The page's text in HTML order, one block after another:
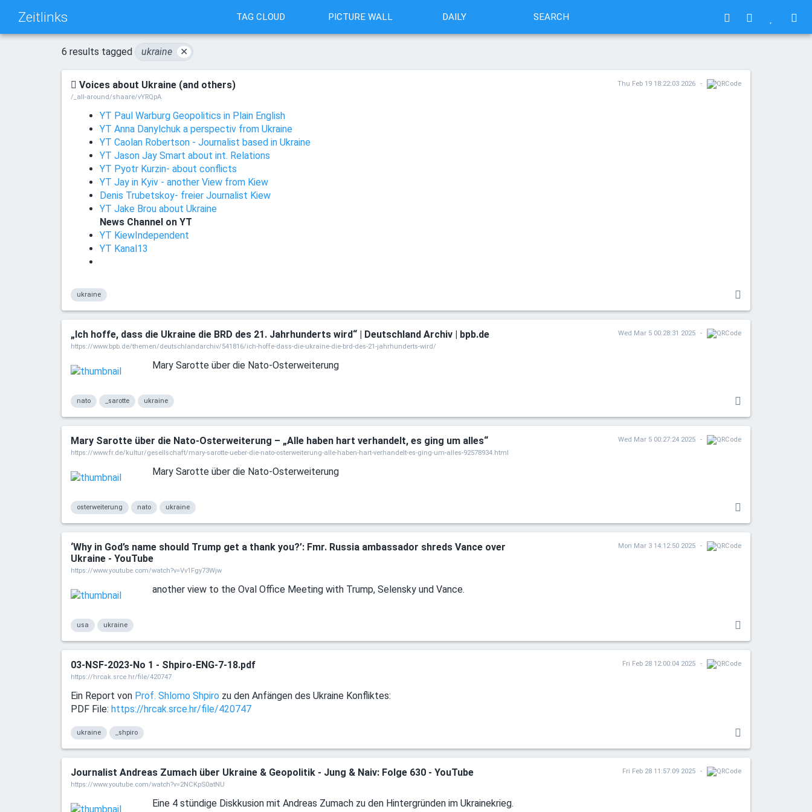
Zeitlinks TAG CLOUD PICTURE WALL DAILY SEARCH
6 results tagged ukraine ✕
Voices about Ukraine (and others)
/_all-around/shaare/vYRQpA
Thu Feb 19 18:22:03 2026
YT Paul Warburg Geopolitics in Plain English
YT Anna Danylchuk a perspectiv from Ukraine
YT Caolan Robertson - Journalist based in Ukraine
YT Jason Jay Smart about int. Relations
YT Pyotr Kurzin- about conflicts
YT Jay in Kyiv - another View from Kiew
Denis Trubetskoy- freier Journalist Kiew
YT Jake Brou about Ukraine
News Channel on YT
YT KiewIndependent
YT Kanal13
ukraine
„Ich hoffe, dass die Ukraine die BRD des 21. Jahrhunderts wird“ | Deutschland Archiv | bpb.de
https://www.bpb.de/themen/deutschlandarchiv/541816/ich-hoffe-dass-die-ukraine-die-brd-des-21-jahrhunderts-wird/
Wed Mar 5 00:28:31 2025
Mary Sarotte über die Nato-Osterweiterung
nato _sarotte ukraine
Mary Sarotte über die Nato-Osterweiterung – „Alle haben hart verhandelt, es ging um alles“
https://www.fr.de/kultur/gesellschaft/mary-sarotte-ueber-die-nato-osterweiterung-alle-haben-hart-verhandelt-es-ging-um-alles-92578934.html
Wed Mar 5 00:27:24 2025
Mary Sarotte über die Nato-Osterweiterung
osterweiterung nato ukraine
‘Why in God’s name should Trump get a thank you?’: Fmr. Russia ambassador shreds Vance over
Ukraine - YouTube
https://www.youtube.com/watch?v=Vv1Fgy73Wjw
Mon Mar 3 14:12:50 2025
another view to the Oval Office Meeting with Trump, Selensky und Vance.
usa ukraine
03-NSF-2023-No 1 - Shpiro-ENG-7-18.pdf
https://hrcak.srce.hr/file/420747
Fri Feb 28 12:00:04 2025
Ein Report von Prof. Shlomo Shpiro zu den Anfängen des Ukraine Konfliktes:
PDF File: https://hrcak.srce.hr/file/420747
ukraine _shpiro
Journalist Andreas Zumach über Ukraine & Geopolitik - Jung & Naiv: Folge 630 - YouTube
https://www.youtube.com/watch?v=2NCKpS0atNU
Fri Feb 28 11:57:09 2025
Eine 4 stündige Diskkusion mit Andreas Zumach zu den Hintergründen im Ukrainekrieg.